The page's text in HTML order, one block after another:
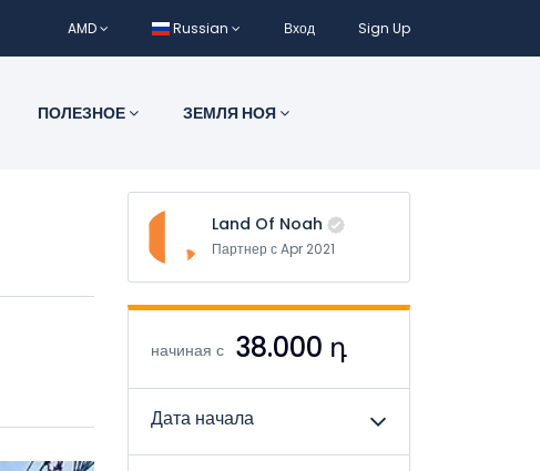
AMD Russian Вход Sign Up
ПОЛЕЗНОЕ ЗЕМЛЯ НОЯ
Land Of Noah
Партнер с Apr 2021
начиная с 38.000 դ
Дата начала